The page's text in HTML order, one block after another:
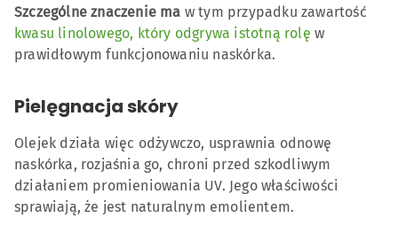
Szczególne znaczenie ma w tym przypadku zawartość
kwasu linolowego, który odgrywa istotną rolę w
prawidłowym funkcjonowaniu naskórka.
Pielęgnacja skóry
Olejek działa więc odżywczo, usprawnia odnowę
naskórka, rozjaśnia go, chroni przed szkodliwym
działaniem promieniowania UV. Jego właściwości
sprawiają, że jest naturalnym emolientem.